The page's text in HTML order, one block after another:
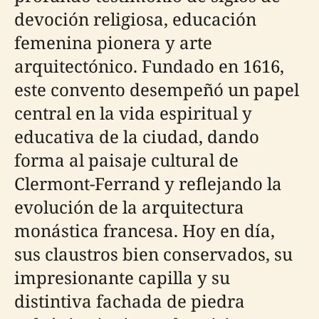
devoción religiosa, educación
femenina pionera y arte
arquitectónico. Fundado en 1616,
este convento desempeñó un papel
central en la vida espiritual y
educativa de la ciudad, dando
forma al paisaje cultural de
Clermont-Ferrand y reflejando la
evolución de la arquitectura
monástica francesa. Hoy en día,
sus claustros bien conservados, su
impresionante capilla y su
distintiva fachada de piedra